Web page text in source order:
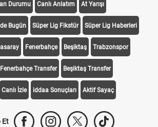
Durumu Canlı Anlatım At Yarışı
Bugün Süper Lig Fikstür Süper Lig Haberleri
Fenerbahçe Beşiktaş Trabzonspor
Fenerbahçe Transfer Beşiktaş Transfer
Canlı İzle iddaa Sonuçları Aktif Sayaç
Et